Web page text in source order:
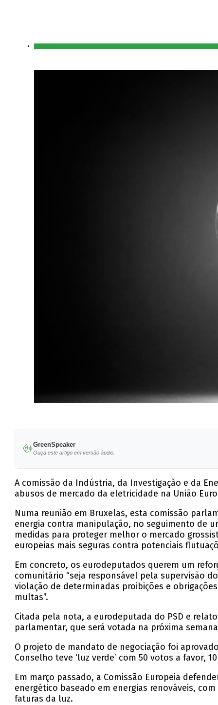
GreenSpeaker
Ouça este artigo em versão áudio.
A comissão da Indústria, da Investigação e da
abusos de mercado da eletricidade na União
Numa reunião em Bruxelas, esta comissão
energia contra manipulação, no seguimento de
medidas para proteger melhor o mercado
europeias mais seguras contra potenciais
Em concreto, os eurodeputados querem um
comunitário “seja responsável pela supervisão
violação de determinadas proibições e
multas”.
Citada pela nota, a eurodeputada do PSD e
parlamentar, que será votada na próxima
O projeto de mandato de negociação foi
Conselho teve ‘luz verde’ com 50 votos a favor,
Em março passado, a Comissão Europeia
energético baseado em energias renováveis,
faturas da luz.